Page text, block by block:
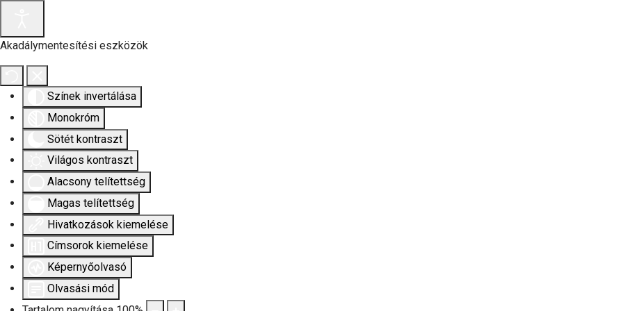
Akadálymentesítési eszközök
Színek invertálása
Monokróm
Sötét kontraszt
Világos kontraszt
Alacsony telítettség
Magas telítettség
Hivatkozások kiemelése
Címsorok kiemelése
Képernyőolvasó
Olvasási mód